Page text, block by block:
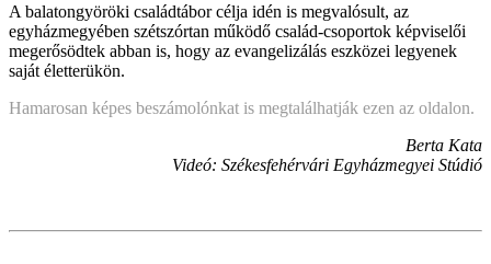
A balatongyöröki családtábor célja idén is megvalósult, az
egyházmegyében szétszórtan működő család-csoportok képviselői
megerősödtek abban is, hogy az evangelizálás eszközei legyenek
saját életterükön.
Hamarosan képes beszámolónkat is megtalálhatják ezen az oldalon.
Berta Kata
Videó: Székesfehérvári Egyházmegyei Stúdió